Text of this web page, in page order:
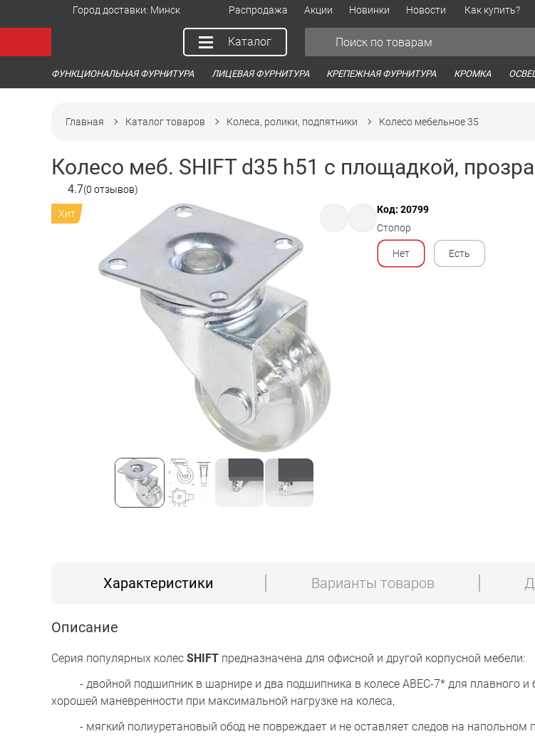
Город доставки: Минск Распродажа Акции Новинки Новости Как купить?
Каталог
ФУНКЦИОНАЛЬНАЯ ФУРНИТУРА ЛИЦЕВАЯ ФУРНИТУРА КРЕПЕЖНАЯ ФУРНИТУРА КРОМКА
Главная Каталог товаров Колеса, ролики, подпятники Колесо мебельное 35
Колесо меб. SHIFT d35 h51 с площадкой,
4.7(0 отзывов)
Хит
Код: 20799
Стопор
Нет Есть
Характеристики Варианты товаров
Описание
Серия популярных колес SHIFT предназначена для офисной и другой корпусной мебели:
- двойной подшипник в шарнире и два подшипника в колесе ABEC-7* для плавного и
хорошей маневренности при максимальной нагрузке на колеса,
- мягкий полиуретановый обод не повреждает и не оставляет следов на напольном